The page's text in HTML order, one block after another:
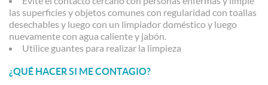
las superficies y objetos comunes con regularidad con toallas
desechables y luego con un limpiador doméstico y luego
nuevamente con agua caliente y jabón.
Utilice guantes para realizar la limpieza
¿QUÉ HACER SI ME CONTAGIO?